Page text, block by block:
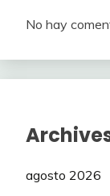
No hay
agosto 2026